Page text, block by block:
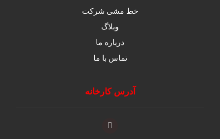
خط مشی شرکت
وبلاگ
درباره ما
تماس با ما
آدرس کارخانه